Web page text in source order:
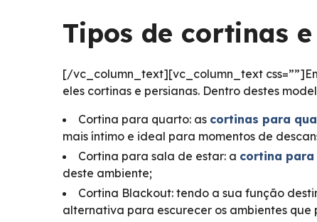
Tipos de cortinas
[/vc_column_text][vc_column_text
eles cortinas e persianas. Dentro destes
Cortina para quarto: as cortinas para
mais íntimo e ideal para momentos de
Cortina para sala de estar: a cortina para
deste ambiente;
Cortina Blackout: tendo a sua função
alternativa para escurecer os ambientes